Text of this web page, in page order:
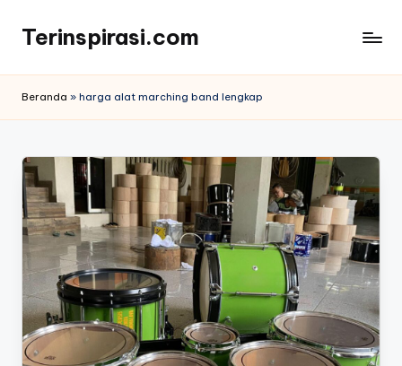
content
Terinspirasi.com
Terkini
Beranda » harga alat marching band lengkap